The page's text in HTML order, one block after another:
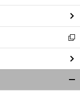
ウ
で
開
く
新
し
い
ウ
ィ